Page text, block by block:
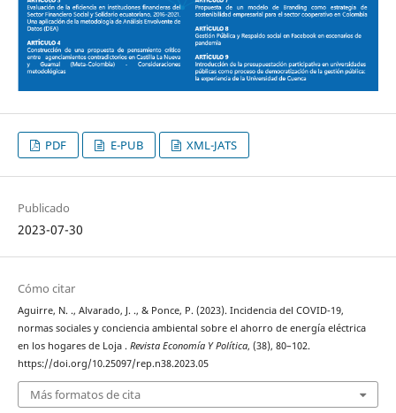
PDF E-PUB XML-JATS
Publicado
2023-07-30
Cómo citar
Aguirre, N. ., Alvarado, J. ., & Ponce, P. (2023). Incidencia del COVID-19,
normas sociales y conciencia ambiental sobre el ahorro de energía eléctrica
en los hogares de Loja . Revista Economía Y Política, (38), 80–102.
https://doi.org/10.25097/rep.n38.2023.05
Más formatos de cita